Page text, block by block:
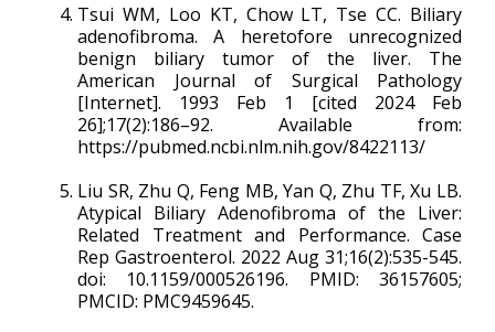
Tsui WM, Loo KT, Chow LT, Tse CC. Biliary
adenofibroma. A heretofore unrecognized
benign biliary tumor of the liver. The
American Journal of Surgical Pathology
[Internet]. 1993 Feb 1 [cited 2024 Feb
26];17(2):186–92. Available from:
https://pubmed.ncbi.nlm.nih.gov/8422113/
Liu SR, Zhu Q, Feng MB, Yan Q, Zhu TF, Xu LB.
Atypical Biliary Adenofibroma of the Liver:
Related Treatment and Performance. Case
Rep Gastroenterol. 2022 Aug 31;16(2):535-545.
doi: 10.1159/000526196. PMID: 36157605;
PMCID: PMC9459645.